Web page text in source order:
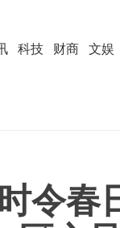
科技 财商 文娱
令